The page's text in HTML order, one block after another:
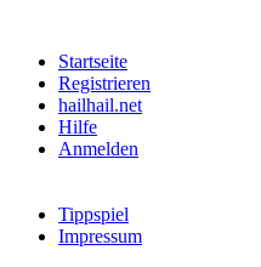
Startseite
Registrieren
hailhail.net
Hilfe
Anmelden
Tippspiel
Impressum